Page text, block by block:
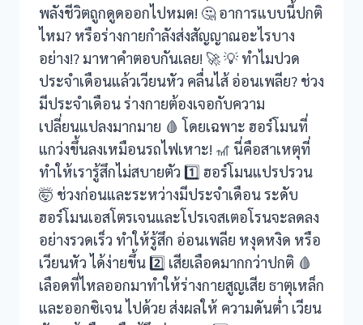
พลังชีวิตถูกดูดออกไปหมด! 🤔 อาการแบบนี้ปกติ
ไหม? หรือร่างกายกำลังส่งสัญญาณอะไรบาง
อย่าง!? มาหาคำตอบกันเลย! 🚀 💡 ทำไมปวด
ประจำเดือนแล้วเวียนหัว คลื่นไส้ อ่อนเพลีย? ช่วง
มีประจำเดือน ร่างกายต้องเจอกับความ
เปลี่ยนแปลงมากมาย 🩸 โดยเฉพาะ ฮอร์โมนที่
แกว่งขึ้นลงเหมือนรถไฟเหาะ! 🎢 นี่คือสาเหตุที่
ทำให้เรารู้สึกไม่สบายตัว 1️⃣ ฮอร์โมนแปรปรวน
🤯 ช่วงก่อนและระหว่างมีประจำเดือน ระดับ
ฮอร์โมนเอสโตรเจนและโปรเจสเตอโรนจะลดลง
อย่างรวดเร็ว ทำให้รู้สึก อ่อนเพลีย หงุดหงิด หรือ
เวียนหัว ได้ง่ายขึ้น 2️⃣ เสียเลือดมากกว่าปกติ 🩸
เลือดที่ไหลออกมาทำให้ร่างกายสูญเสีย ธาตุเหล็ก
และออกซิเจน ไปด้วย ส่งผลให้ ความดันต่ำ เวียน